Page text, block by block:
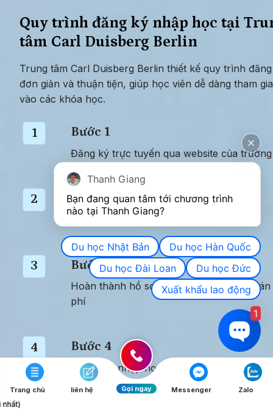
Quy trình đăng ký nhập học tại
tâm Carl Duisberg Berlin
Trung tâm Carl Duisberg Berlin thiết kế quy trình
đơn giản và thuận tiện, giúp học viên dễ dàng tham gia
vào các khóa học.
1 Bước 1
Đăng ký trực tuyến qua website của trường
2 Bước 2
Làm bài kiểm tra trình độ để xếp lớp
3 Bước 3
Hoàn thành hồ sơ nhập học và thanh
phí
4 Bước 4
Nhận thư nhập học và chuẩn bị hồ sơ xin
(nếu cần)
Trang chủ liên hệ Gọi ngay Messenger Zalo
Thanh Giang
Bạn đang quan tâm tới chương trình
nào tại Thanh Giang?
Du học Nhật Bản
Du học Hàn Quốc
Du học Đài Loan
Du học Đức
Xuất khẩu lao động
1